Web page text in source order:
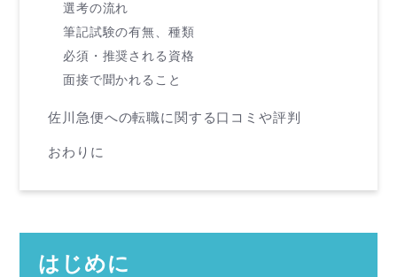
選考の流れ
筆記試験の有無、種類
必須・推奨される資格
面接で聞かれること
佐川急便への転職に関する口コミや評判
おわりに
はじめに